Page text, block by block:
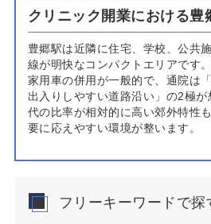
クリニック開業における豊
豊郷駅は近隣に住宅、学校、公共
線が明快なコンパクトエリアです
家用車の併用が一般的で、通院は
出入りしやすい道路沿い」の2極
代の比率が相対的に高い郊外特性
要に応えやすい環境が整います。
開業を検討するうえでは、周辺人
係が重要です。内科・整形外科・
は生活導線上での受療頻度が高く
フリーキーワードで探